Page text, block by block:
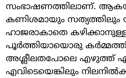
സംഭാഷണത്തിലാണ്.
കണിശമായും സത്യത്തിലും
ഹാജരാകാതെ
പൂര്‍ത്തിയായൊരു
അശ്ലീലതപോലെ എഴുത്ത്
എവിടെയെങ്കിലും